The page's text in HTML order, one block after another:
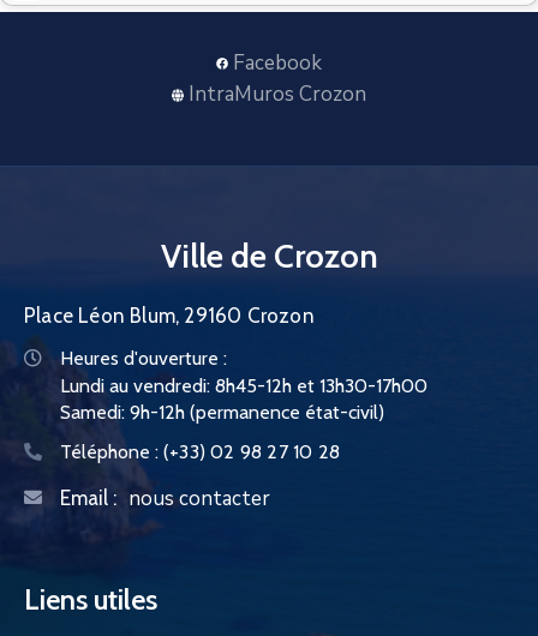
Facebook
IntraMuros Crozon
Ville de Crozon
Place Léon Blum, 29160 Crozon
Heures d'ouverture :
Lundi au vendredi: 8h45-12h et 13h30-17h00
Samedi: 9h-12h (permanence état-civil)
Téléphone : (+33) 02 98 27 10 28
Email : nous contacter
Liens utiles